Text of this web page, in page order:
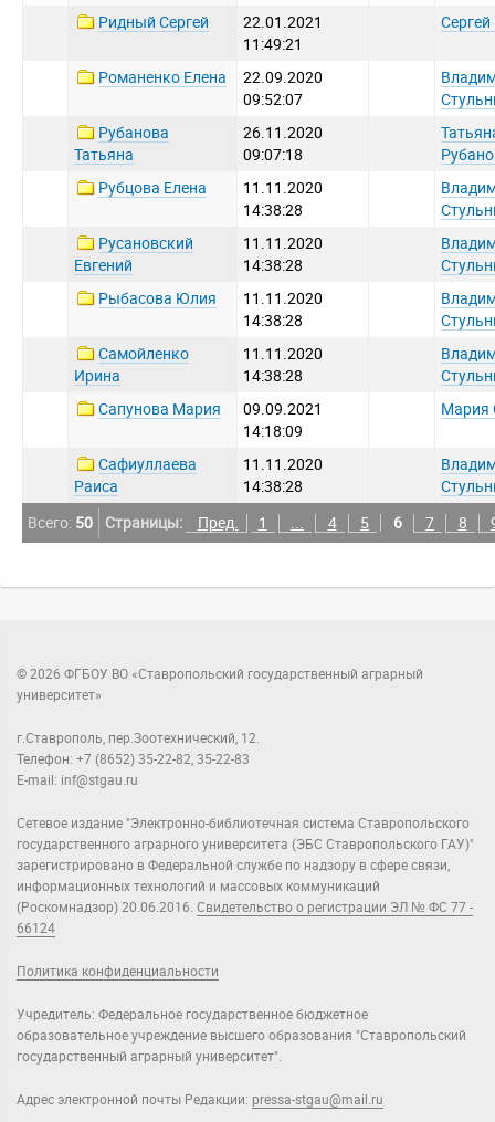
Ридный Сергей
22.01.2021
11:49:21
Романенко Елена
22.09.2020
09:52:07
Рубанова
Татьяна
26.11.2020
09:07:18
Рубцова Елена
11.11.2020
14:38:28
Русановский
Евгений
11.11.2020
14:38:28
Рыбасова Юлия
11.11.2020
14:38:28
Самойленко
Ирина
11.11.2020
14:38:28
Сапунова Мария
09.09.2021
14:18:09
Мария
Сафиуллаева
Раиса
11.11.2020
14:38:28
Всего: 50 Страницы: Пред. 1 ... 4 5 6 7 8
© 2026 ФГБОУ ВО «Ставропольский государственный аграрный
университет»
г.Ставрополь, пер.Зоотехнический, 12.
Телефон: +7 (8652) 35-22-82, 35-22-83
E-mail: inf@stgau.ru
Сетевое издание "Электронно-библиотечная система Ставропольского
государственного аграрного университета (ЭБС Ставропольского ГАУ)"
зарегистрировано в Федеральной службе по надзору в сфере связи,
информационных технологий и массовых коммуникаций
(Роскомнадзор) 20.06.2016. Свидетельство о регистрации ЭЛ № ФС 77 -
66124
Политика конфиденциальности
Учредитель: Федеральное государственное бюджетное
образовательное учреждение высшего образования "Ставропольский
государственный аграрный университет".
Адрес электронной почты Редакции: pressa-stgau@mail.ru